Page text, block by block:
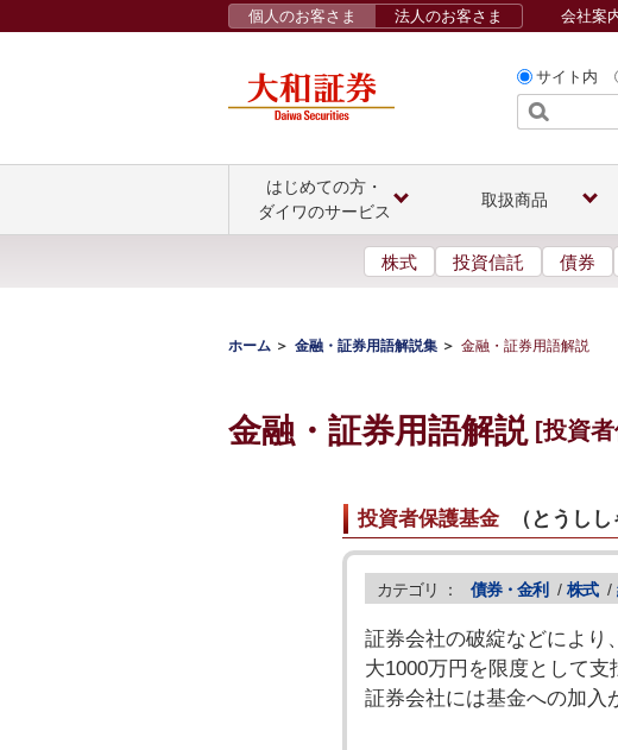
サイト内
個人のお客さま 法人のお客さま 会社案
はじめての方・
ダイワのサービス
取扱商品
株式 投資信託 債券
ホーム 金融・証券用語解説集 金融・証券用語解説
金融・証券用語解説 [投資
投資者保護基金 （ とうし
カテゴリ ： 債券・金利 / 株式 /
証券会社の破綻などにより
大1000万円を限度として支
証券会社には基金への加入